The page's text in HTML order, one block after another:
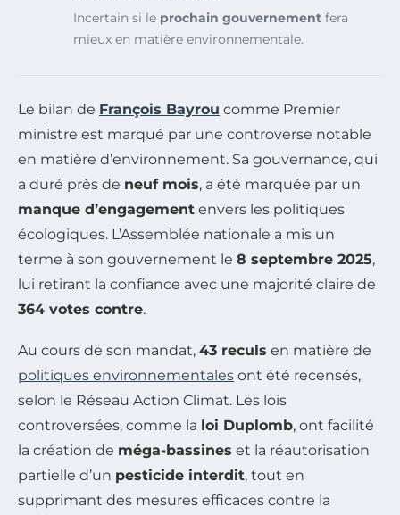
Incertain si le prochain gouvernement fera
mieux en matière environnementale.
Le bilan de François Bayrou comme Premier
ministre est marqué par une controverse notable
en matière d’environnement. Sa gouvernance, qui
a duré près de neuf mois, a été marquée par un
manque d’engagement envers les politiques
écologiques. L’Assemblée nationale a mis un
terme à son gouvernement le 8 septembre 2025,
lui retirant la confiance avec une majorité claire de
364 votes contre.
Au cours de son mandat, 43 reculs en matière de
politiques environnementales ont été recensés,
selon le Réseau Action Climat. Les lois
controversées, comme la loi Duplomb, ont facilité
la création de méga-bassines et la réautorisation
partielle d’un pesticide interdit, tout en
supprimant des mesures efficaces contre la